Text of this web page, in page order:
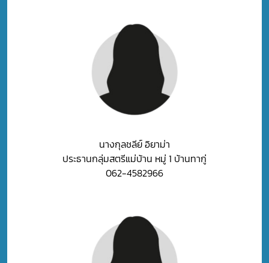
นางกุลชลีย์ อิยาม่า
ประธานกลุ่มสตรีแม่บ้าน หมู่ 1 บ้านทากู่
062-4582966